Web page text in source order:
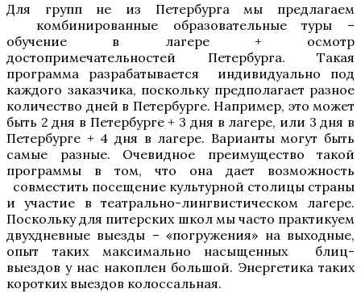
Для групп не из Петербурга мы предлагаем
комбинированные образовательные туры –
обучение в лагере + осмотр
достопримечательностей Петербурга. Такая
программа разрабатывается индивидуально под
каждого заказчика, поскольку предполагает разное
количество дней в Петербурге. Например, это может
быть 2 дня в Петербурге + 3 дня в лагере, или 3 дня в
Петербурге + 4 дня в лагере. Варианты могут быть
самые разные. Очевидное преимущество такой
программы в том, что она дает возможность
совместить посещение культурной столицы страны
и участие в театрально-лингвистическом лагере.
Поскольку для питерских школ мы часто практикуем
двухдневные выезды – «погружения» на выходные,
опыт таких максимально насыщенных блиц-
выездов у нас накоплен большой. Энергетика таких
коротких выездов колоссальная.